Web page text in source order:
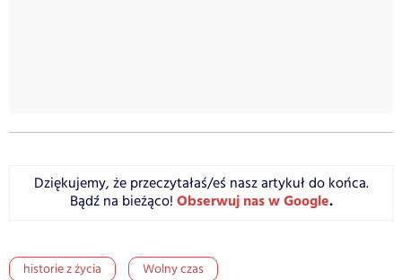
Dziękujemy, że przeczytałaś/eś nasz artykuł do końca.
Bądź na bieżąco! Obserwuj nas w Google.
historie z życia Wolny czas